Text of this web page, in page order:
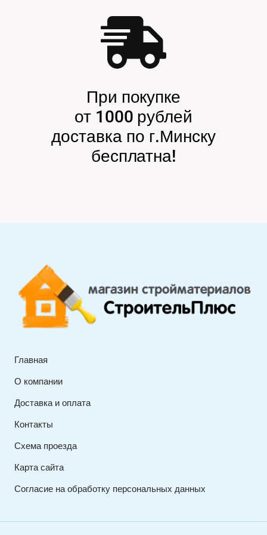
При покупке
от 1000 рублей
доставка по г.Минску
бесплатна!
Главная
О компании
Доставка и оплата
Контакты
Схема проезда
Карта сайта
Согласие на обработку персональных данных